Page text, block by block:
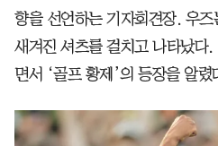
향을 선언하는 기자회견장. 우즈
새겨진 셔츠를 걸치고 나타났
면서 ‘골프 황제’의 등장을 알렸